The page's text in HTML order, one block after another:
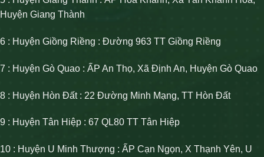
Huyện Giang Thành
6 : Huyện Giồng Riềng : Đường 963 TT Giồng Riềng
7 : Huyện Gò Quao : ẤP An Thọ, Xã Định An, Huyện Gò Quao
8 : Huyện Hòn Đất : 22 Đường Minh Mạng, TT Hòn Đất
9 : Huyện Tân Hiệp : 67 QL80 TT Tân Hiệp
10 : Huyện U Minh Thượng : ẤP Cạn Ngọn, X Thạnh Yên, U